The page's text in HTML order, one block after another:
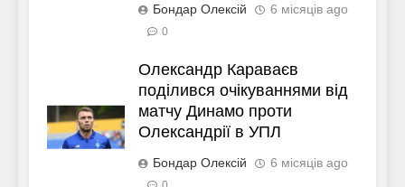
Бондар Олексій 6 місяців ago
0
Олександр Караваєв
поділився очікуваннями від
матчу Динамо проти
Олександрії в УПЛ
Бондар Олексій 6 місяців ago